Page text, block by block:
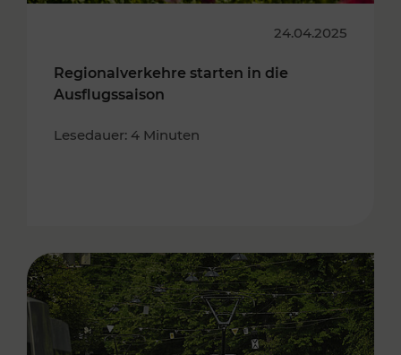
24.04.2025
Regionalverkehre starten in die
Ausflugssaison
Lesedauer: 4 Minuten